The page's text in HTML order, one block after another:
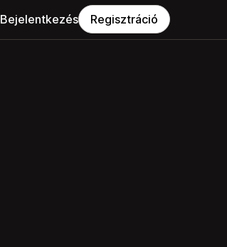
Bejelentkezés Regisztráció